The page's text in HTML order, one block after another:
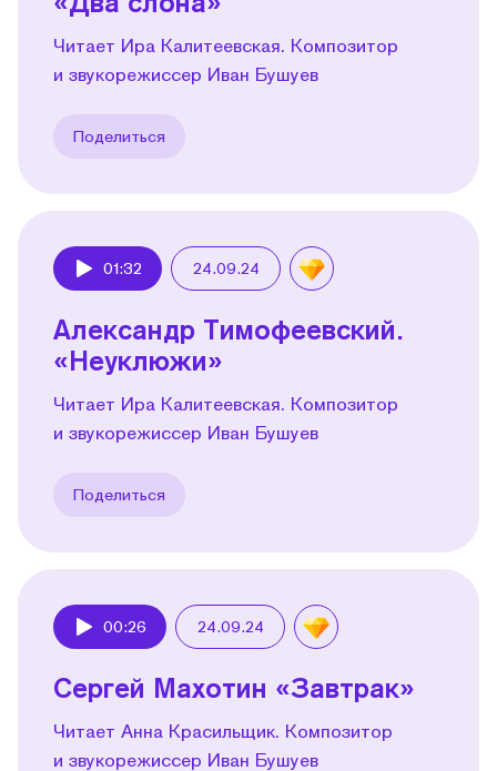
Читает Ира Калитеевская. Композитор
и звукорежиссер Иван Бушуев
Поделиться
01:32 24.09.24
Александр Тимофеевский.
«Неуклюжи»
Читает Ира Калитеевская. Композитор
и звукорежиссер Иван Бушуев
Поделиться
00:26 24.09.24
Сергей Махотин «Завтрак»
Читает Анна Красильщик. Композитор
и звукорежиссер Иван Бушуев